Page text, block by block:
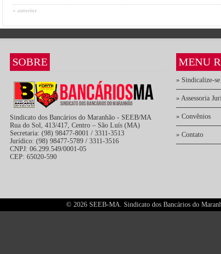
« anterior
SOBRE
Sindicato dos Bancários do Maranhão - SEEB/MA
Rua do Sol, 413/417, Centro – São Luís (MA)
Secretaria: (98) 98477-8001 / 3311-3513
Jurídico: (98) 98477-5789 / 3311-3516
CNPJ: 06.299.549/0001-05
CEP: 65020-590
MENU
» Sindicalize-se
» Assessoria
» Convênios
» Contato
© 2026 SEEB-MA. Sindicato dos Bancários do